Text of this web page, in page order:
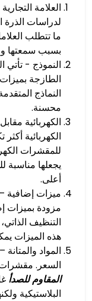
العلامة
لدراسات الذرة
ما تتطلب
بسبب سمعتها
النموذج - تأتي
الطازجة
النماذج
محسنة.
الكهربائية
الكهربائية
للمقشرات
يجعلها مناسبة
أعلى.
ميزات إضافية
مزودة بميزات
التنظيف
هذه الميزات
المواد والمتانة
السعر.
المقاوم للصدأ
البلاستيكية